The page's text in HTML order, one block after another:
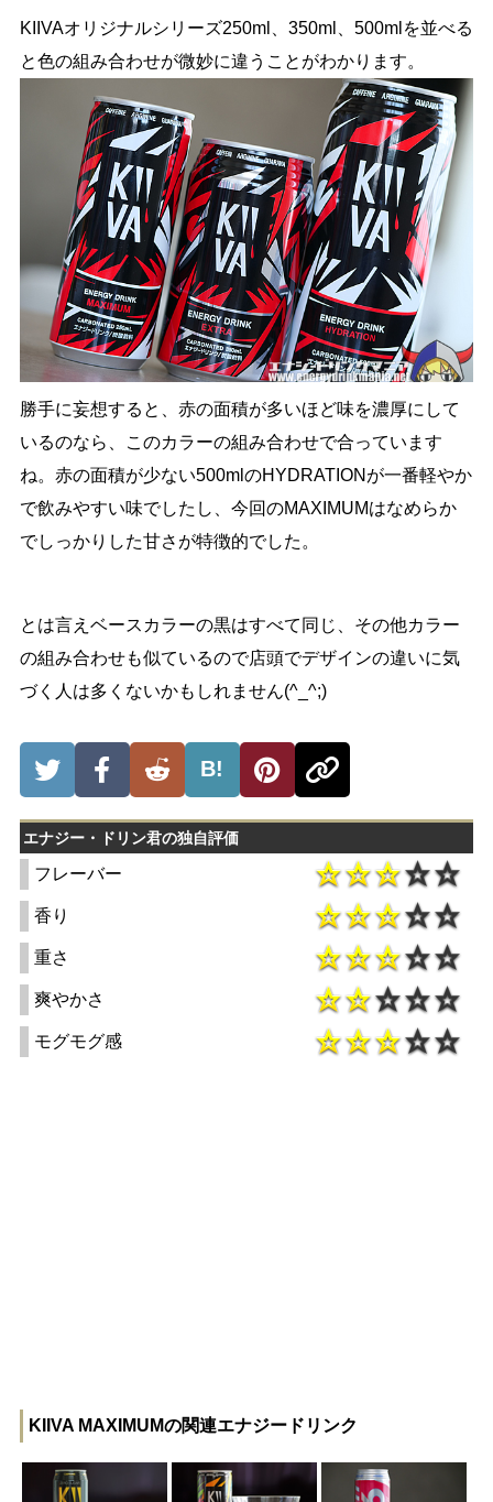
KIIVAオリジナルシリーズ250ml、350ml、500mlを並べる
と色の組み合わせが微妙に違うことがわかります。
勝手に妄想すると、赤の面積が多いほど味を濃厚にして
いるのなら、このカラーの組み合わせで合っています
ね。赤の面積が少ない500mlのHYDRATIONが一番軽やか
で飲みやすい味でしたし、今回のMAXIMUMはなめらか
でしっかりした甘さが特徴的でした。
とは言えベースカラーの黒はすべて同じ、その他カラー
の組み合わせも似ているので店頭でデザインの違いに気
づく人は多くないかもしれません(^_^;)
B!
エナジー・ドリン君の独自評価
フレーバー
香り
重さ
爽やかさ
モグモグ感
KIIVA MAXIMUMの関連エナジードリンク